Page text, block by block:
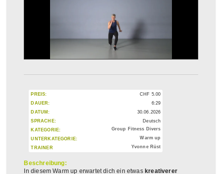
PREIS: 5.00
CHF
DAUER:
6:29
DATUM:
30.06.2026
SPRACHE:
Deutsch
KATEGORIE:
Group Fitness Divers
UNTERKATEGORIE:
Warm up
TRAINER
Yvonne Rüst
Beschreibung:
In diesem Warm up erwartet dich ein etwas kreativerer